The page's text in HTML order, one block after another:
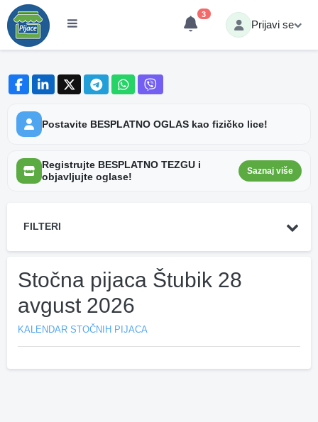
3
Prijavi se
Postavite BESPLATNO OGLAS kao fizičko lice!
Registrujte BESPLATNO TEZGU i
objavljujte oglase!
Saznaj više
FILTERI
Stočna pijaca Štubik 28
avgust 2026
KALENDAR STOČNIH PIJACA